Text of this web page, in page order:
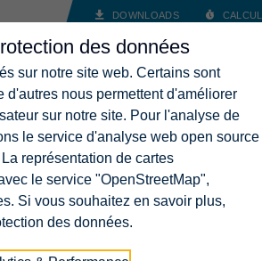
des données
sur notre site web. Certains sont
d'autres nous permettent d'améliorer
sur notre site. Pour l'analyse de
le service d'analyse web open source
représentation de cartes
le service "OpenStreetMap",
Si vous souhaitez en savoir plus,
des données.
DOWNLOADS